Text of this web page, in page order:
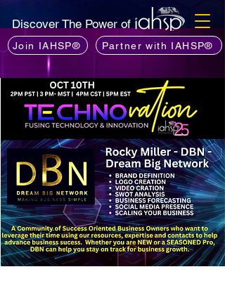
Discover The Power of
Join IAHSP® Partner with IAHSP®